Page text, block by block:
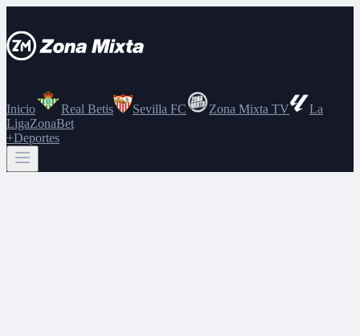
Inicio Real Betis Sevilla FC Zona Mixta TV
La
LigaZonaBet
+Deportes